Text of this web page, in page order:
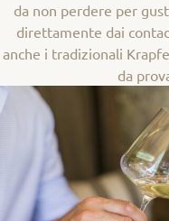
da non perdere per
direttamente dai
anche i tradizionali
da